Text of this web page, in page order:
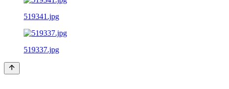
519341.jpg
519337.jpg